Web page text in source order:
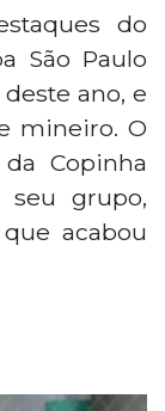
do
São Paulo
ano, e
mineiro. O
Copinha
seu grupo,
acabou